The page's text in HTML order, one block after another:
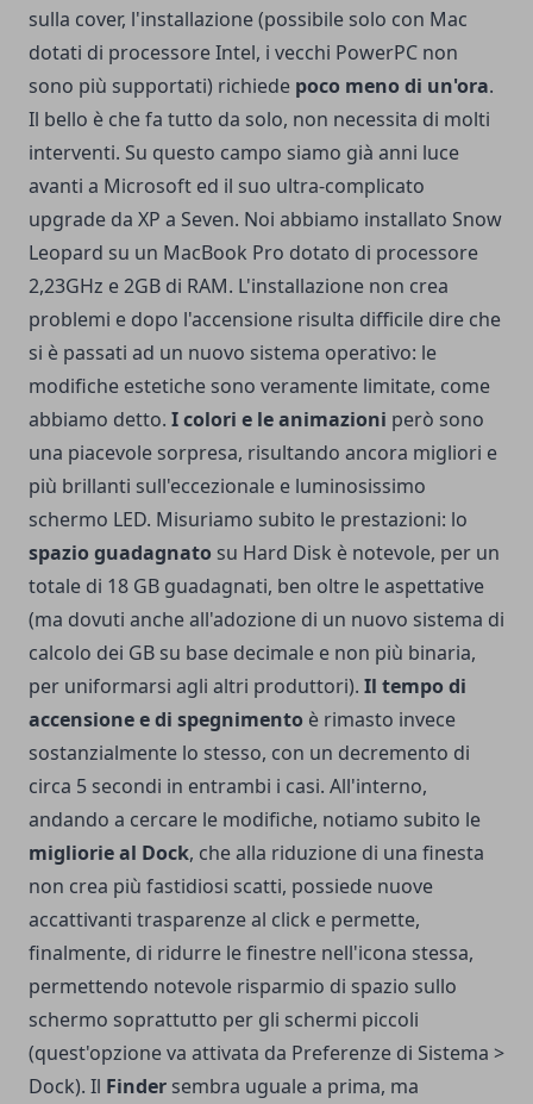
sulla cover, l'installazione (possibile solo con Mac
dotati di processore Intel, i vecchi PowerPC non
sono più supportati) richiede poco meno di un'ora.
Il bello è che fa tutto da solo, non necessita di molti
interventi. Su questo campo siamo già anni luce
avanti a Microsoft ed il suo ultra-complicato
upgrade da XP a Seven. Noi abbiamo installato Snow
Leopard su un MacBook Pro dotato di processore
2,23GHz e 2GB di RAM. L'installazione non crea
problemi e dopo l'accensione risulta difficile dire che
si è passati ad un nuovo sistema operativo: le
modifiche estetiche sono veramente limitate, come
abbiamo detto. I colori e le animazioni però sono
una piacevole sorpresa, risultando ancora migliori e
più brillanti sull'eccezionale e luminosissimo
schermo LED. Misuriamo subito le prestazioni: lo
spazio guadagnato su Hard Disk è notevole, per un
totale di 18 GB guadagnati, ben oltre le aspettative
(ma dovuti anche all'adozione di un nuovo sistema di
calcolo dei GB su base decimale e non più binaria,
per uniformarsi agli altri produttori). Il tempo di
accensione e di spegnimento è rimasto invece
sostanzialmente lo stesso, con un decremento di
circa 5 secondi in entrambi i casi. All'interno,
andando a cercare le modifiche, notiamo subito le
migliorie al Dock, che alla riduzione di una finesta
non crea più fastidiosi scatti, possiede nuove
accattivanti trasparenze al click e permette,
finalmente, di ridurre le finestre nell'icona stessa,
permettendo notevole risparmio di spazio sullo
schermo soprattutto per gli schermi piccoli
(quest'opzione va attivata da Preferenze di Sistema >
Dock). Il Finder sembra uguale a prima, ma